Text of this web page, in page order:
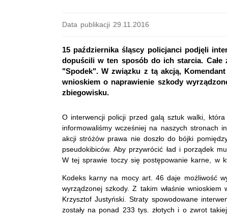
Data publikacji 29.11.2016
15 października śląscy policjanci podjęli
dopuścili w ten sposób do ich starcia. Całe
"Spodek". W związku z tą akcją,
wnioskiem o naprawienie szkody
zbiegowisku.
O interwencji policji przed galą sztuk walki,
informowaliśmy wcześniej na naszych stronach
akcji stróżów prawa nie doszło do bójki
pseudokibiców. Aby przywrócić ład i porządek
W tej sprawie toczy się postępowanie karne, w
Kodeks karny na mocy art. 46 daje możliwość
wyrządzonej szkody. Z takim właśnie wnioskiem
Krzysztof Justyński. Straty spowodowane
zostały na ponad 233 tys. złotych i o zwrot